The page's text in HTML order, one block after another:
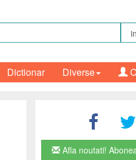
Dictionar Diverse
Afla noutati!